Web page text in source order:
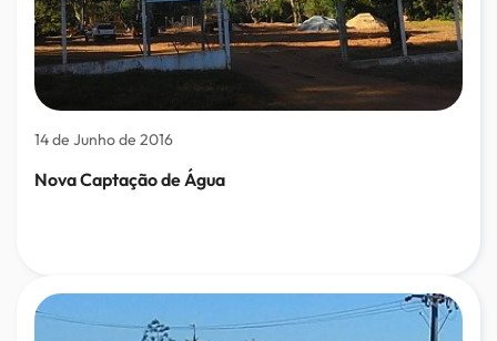
14 de Junho de 2016
Nova Captação de Água